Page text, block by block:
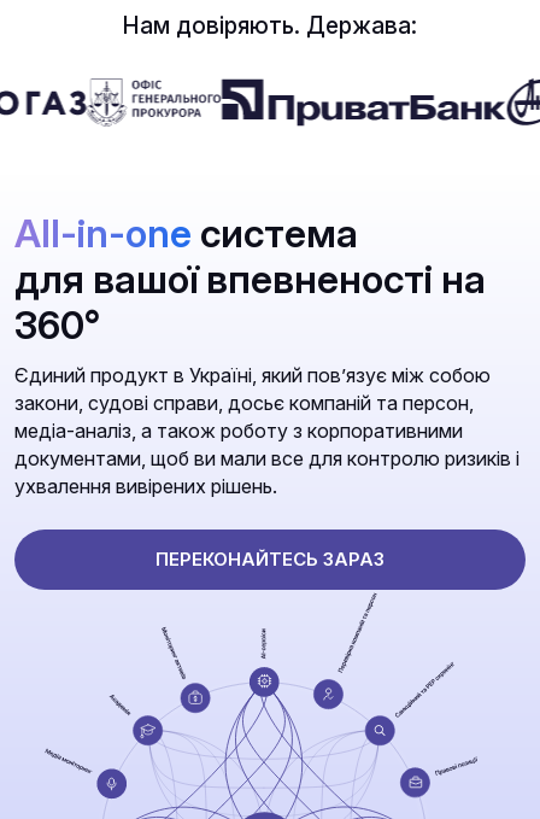
Нам довіряють. Держава:
All-in-one система
для вашої впевненості на
360°
Єдиний продукт в Україні, який повʼязує між собою
закони, судові справи, досьє компаній та персон,
медіа-аналіз, а також роботу з корпоративними
документами, щоб ви мали все для контролю ризиків і
ухвалення вивірених рішень.
ПЕРЕКОНАЙТЕСЬ ЗАРАЗ